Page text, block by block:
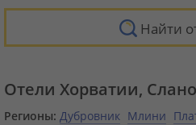
Найти
Отели Хорватии, Слано
Регионы: Дубровник Млини